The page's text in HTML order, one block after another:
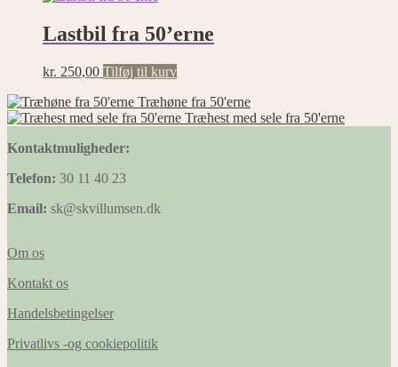
Lastbil fra 50’erne
kr. 250,00 Tilføj til kurv
Træhøne fra 50'erne
Træhest med sele fra 50'erne
Kontaktmuligheder:
Telefon: 30 11 40 23
Email: sk@skvillumsen.dk
Om os
Kontakt os
Handelsbetingelser
Privatlivs -og cookiepolitik